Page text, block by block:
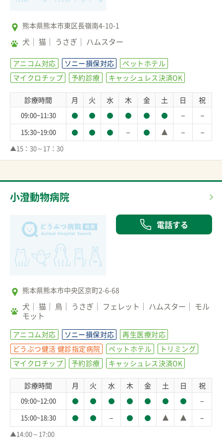
熊本県熊本市東区長嶺南4-10-1
犬 猫 うさぎ ハムスター
アニコム対応 ソニー損保対応
ペットホテル
マイクロチップ
予約診療 キャッシュレス決済OK
診療時間 月 火 水 木 金 土 日 祝
09:00~11:30 － －
15:30~19:00 － － －
▲15：30～17：30
小澄動物病院
電話する
熊本県熊本市中央区京町2-6-68
犬 猫 鳥 うさぎ フェレット ハムスター
モル
モット
アニコム対応 ソニー損保対応
再生医療対応
どうぶつ健活 健診指定病院
ペットホテル
トリミング
マイクロチップ
予約診療 キャッシュレス決済OK
診療時間 月 火 水 木 金 土 日 祝
09:00~12:00 －
15:00~18:30 － －
▲14:00～17:00